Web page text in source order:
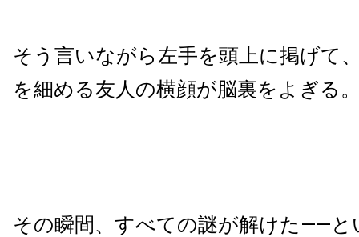
そう言いながら左手を頭上に掲げて
を細める友人の横顔が脳裏をよぎる
その瞬間、すべての謎が解けた——と